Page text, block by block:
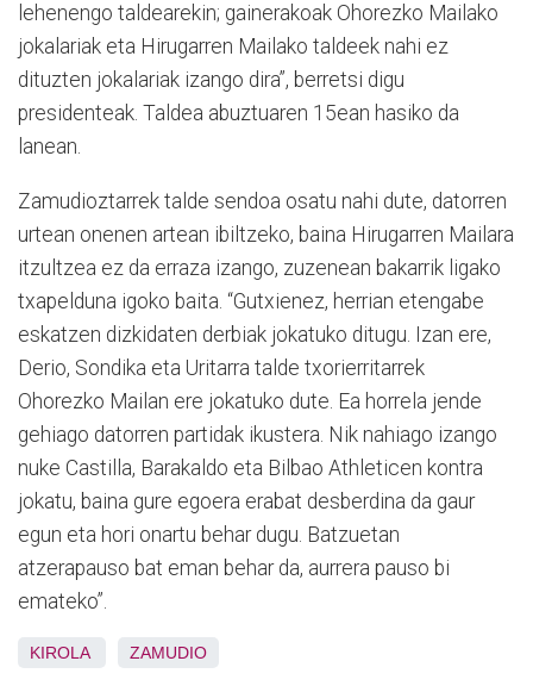
lehenengo taldearekin; gainerakoak Ohorezko Mailako
jokalariak eta Hirugarren Mailako taldeek nahi ez
dituzten jokalariak izango dira”, berretsi digu
presidenteak. Taldea abuztuaren 15ean hasiko da
lanean.
Zamudioztarrek talde sendoa osatu nahi dute, datorren
urtean onenen artean ibiltzeko, baina Hirugarren Mailara
itzultzea ez da erraza izango, zuzenean bakarrik ligako
txapelduna igoko baita. “Gutxienez, herrian etengabe
eskatzen dizkidaten derbiak jokatuko ditugu. Izan ere,
Derio, Sondika eta Uritarra talde txorierritarrek
Ohorezko Mailan ere jokatuko dute. Ea horrela jende
gehiago datorren partidak ikustera. Nik nahiago izango
nuke Castilla, Barakaldo eta Bilbao Athleticen kontra
jokatu, baina gure egoera erabat desberdina da gaur
egun eta hori onartu behar dugu. Batzuetan
atzerapauso bat eman behar da, aurrera pauso bi
emateko”.
KIROLA ZAMUDIO